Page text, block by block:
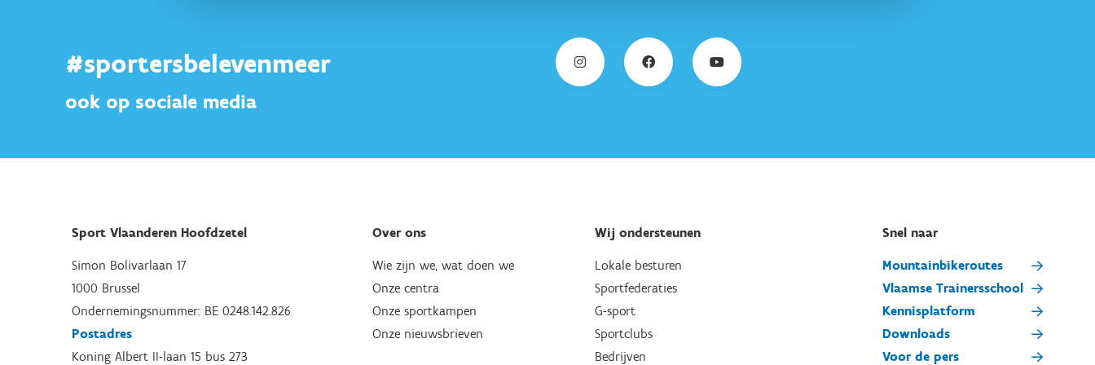
#sportersbelevenmeer
ook op sociale media
Sport Vlaanderen Hoofdzetel
Simon Bolivarlaan 17
1000 Brussel
Ondernemingsnummer: BE 0248.142.826
Postadres
Koning Albert II-laan 15 bus 273
Over ons
Wie zijn we, wat doen we
Onze centra
Onze sportkampen
Onze nieuwsbrieven
Wij ondersteunen
Lokale besturen
Sportfederaties
G-sport
Sportclubs
Bedrijven
Snel naar
Mountainbikeroutes
Vlaamse Trainersschool
Kennisplatform
Downloads
Voor de pers